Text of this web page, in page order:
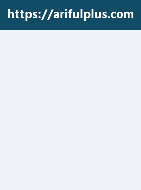
content
https://arifulplus.com